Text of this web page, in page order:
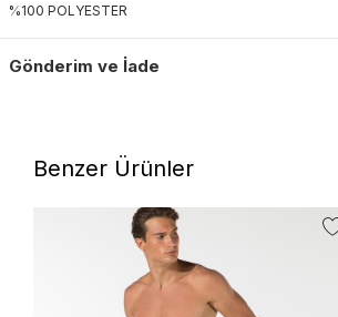
%100 POLYESTER
Gönderim ve İade
Benzer Ürünler